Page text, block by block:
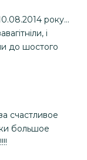
року...
і
до шостого
счастливое
большое